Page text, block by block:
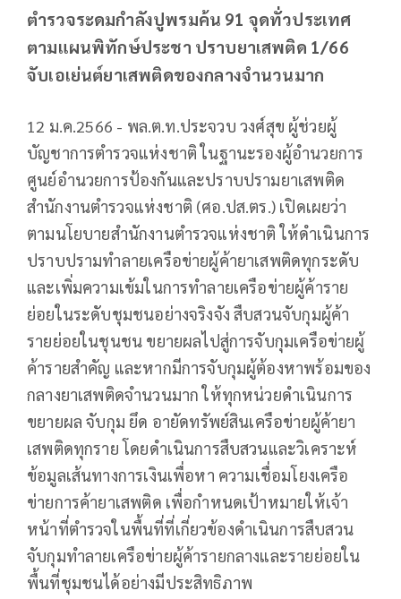
ตำรวจระดมกำลังปูพรมค้น 91 จุดทั่วประเทศ
ตามแผนพิทักษ์ประชา ปราบยาเสพติด 1/66
จับเอเย่นต์ยาเสพติดของกลางจำนวนมาก
12 ม.ค.2566 - พล.ต.ท.ประจวบ วงศ์สุข ผู้ช่วยผู้
บัญชาการตำรวจแห่งชาติ ในฐานะรองผู้อำนวยการ
ศูนย์อำนวยการป้องกันและปราบปรามยาเสพติด
สำนักงานตำรวจแห่งชาติ (ศอ.ปส.ตร.) เปิดเผยว่า
ตามนโยบายสำนักงานตำรวจแห่งชาติ ให้ดำเนินการ
ปราบปรามทำลายเครือข่ายผู้ค้ายาเสพติดทุกระดับ
และเพิ่มความเข้มในการทำลายเครือข่ายผู้ค้าราย
ย่อยในระดับชุมชนอย่างจริงจัง สืบสวนจับกุมผู้ค้า
รายย่อยในชุนชน ขยายผลไปสู่การจับกุมเครือข่ายผู้
ค้ารายสำคัญ และหากมีการจับกุมผู้ต้องหาพร้อมของ
กลางยาเสพติดจำนวนมาก ให้ทุกหน่วยดำเนินการ
ขยายผล จับกุม ยึด อายัดทรัพย์สินเครือข่ายผู้ค้ายา
เสพติดทุกราย โดยดำเนินการสืบสวนและวิเคราะห์
ข้อมูลเส้นทางการเงินเพื่อหา ความเชื่อมโยงเครือ
ข่ายการค้ายาเสพติด เพื่อกำหนดเป้าหมายให้เจ้า
หน้าที่ตำรวจในพื้นที่ที่เกี่ยวข้องดำเนินการสืบสวน
จับกุมทำลายเครือข่ายผู้ค้ารายกลางและรายย่อยใน
พื้นที่ชุมชนได้อย่างมีประสิทธิภาพ